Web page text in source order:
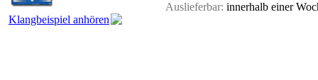
Klangbeispiel anhören
Auslieferbar: innerhalb einer